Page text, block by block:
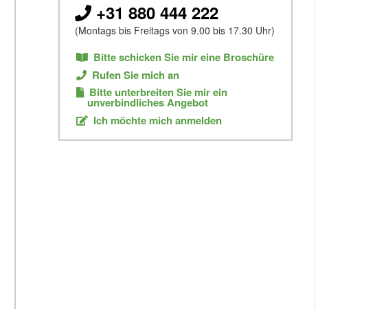
+31 880 444 222
(Montags bis Freitags von 9.00 bis 17.30 Uhr)
Bitte schicken Sie mir eine Broschüre
Rufen Sie mich an
Bitte unterbreiten Sie mir ein
unverbindliches Angebot
Ich möchte mich anmelden